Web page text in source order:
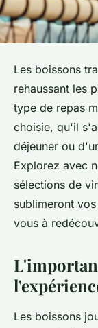
Les boissons
rehaussant les
type de repas
choisie, qu'il
déjeuner ou
Explorez avec
sélections de
sublimeront
vous à
Les boissons